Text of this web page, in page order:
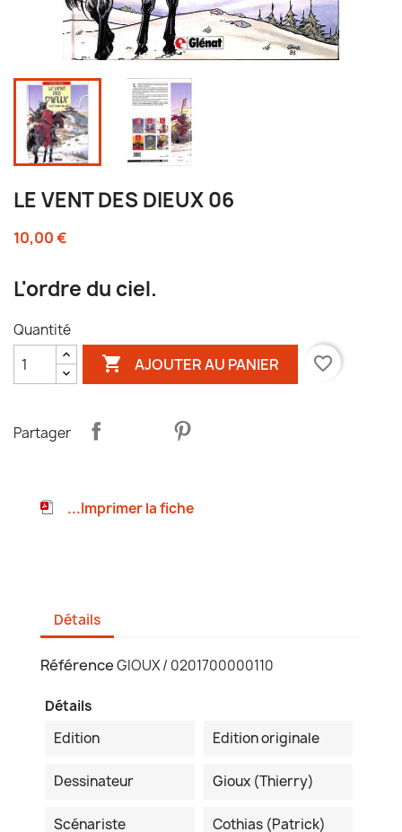
LE VENT DES DIEUX 06
10,00 €
L'ordre du ciel.
Quantité
 AJOUTER AU PANIER favorite_border
Partager
...Imprimer la fiche
Détails
RéférenceGIOUX / 0201700000110
Détails
Edition
Edition originale
Dessinateur Gioux (Thierry)
Scénariste Cothias (Patrick)